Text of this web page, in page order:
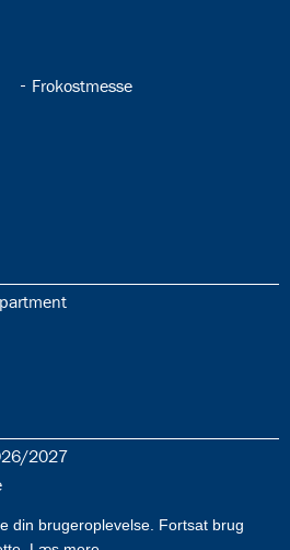
35.6:
Frokostmesse
2027
betingelser
din brugeroplevelse. Fortsat brug